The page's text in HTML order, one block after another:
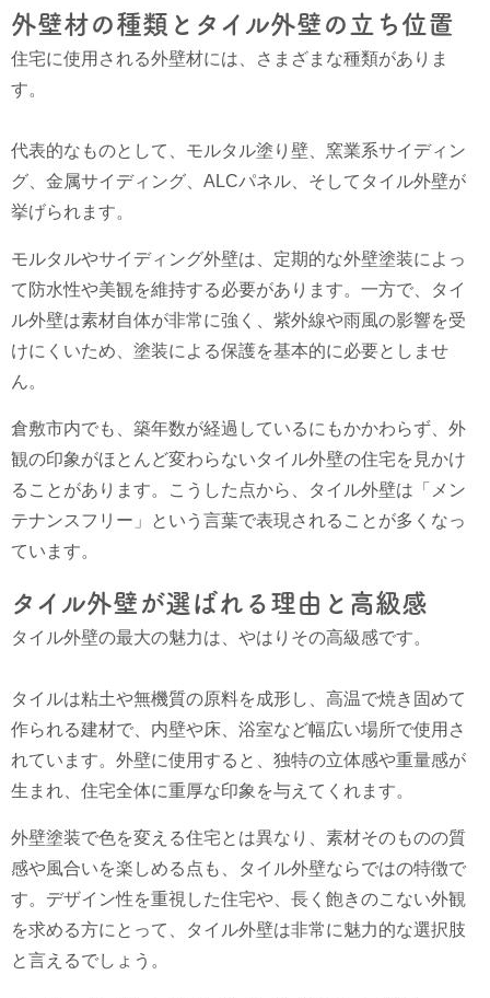
外壁材の種類とタイル外壁の立ち位置
住宅に使用される外壁材には、さまざまな種類がありま
す。
代表的なものとして、モルタル塗り壁、窯業系サイディン
グ、金属サイディング、ALCパネル、そしてタイル外壁が
挙げられます。
モルタルやサイディング外壁は、定期的な外壁塗装によっ
て防水性や美観を維持する必要があります。一方で、タイ
ル外壁は素材自体が非常に強く、紫外線や雨風の影響を受
けにくいため、塗装による保護を基本的に必要としませ
ん。
倉敷市内でも、築年数が経過しているにもかかわらず、外
観の印象がほとんど変わらないタイル外壁の住宅を見かけ
ることがあります。こうした点から、タイル外壁は「メン
テナンスフリー」という言葉で表現されることが多くなっ
ています。
タイル外壁が選ばれる理由と高級感
タイル外壁の最大の魅力は、やはりその高級感です。
タイルは粘土や無機質の原料を成形し、高温で焼き固めて
作られる建材で、内壁や床、浴室など幅広い場所で使用さ
れています。外壁に使用すると、独特の立体感や重量感が
生まれ、住宅全体に重厚な印象を与えてくれます。
外壁塗装で色を変える住宅とは異なり、素材そのものの質
感や風合いを楽しめる点も、タイル外壁ならではの特徴で
す。デザイン性を重視した住宅や、長く飽きのこない外観
を求める方にとって、タイル外壁は非常に魅力的な選択肢
と言えるでしょう。